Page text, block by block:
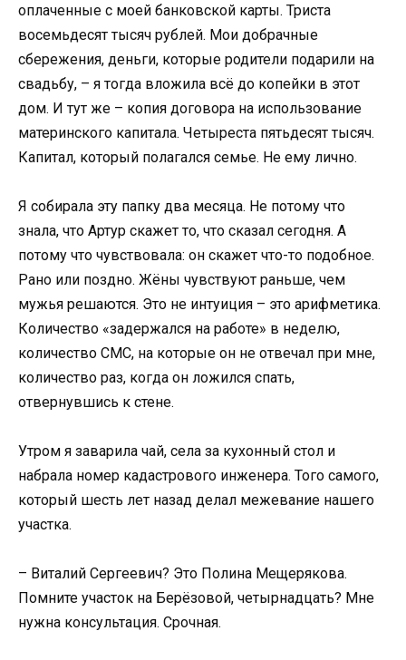
оплаченные с моей банковской карты. Триста
восемьдесят тысяч рублей. Мои добрачные
сбережения, деньги, которые родители подарили на
свадьбу, – я тогда вложила всё до копейки в этот
дом. И тут же – копия договора на использование
материнского капитала. Четыреста пятьдесят тысяч.
Капитал, который полагался семье. Не ему лично.
Я собирала эту папку два месяца. Не потому что
знала, что Артур скажет то, что сказал сегодня. А
потому что чувствовала: он скажет что-то подобное.
Рано или поздно. Жёны чувствуют раньше, чем
мужья решаются. Это не интуиция – это арифметика.
Количество «задержался на работе» в неделю,
количество СМС, на которые он не отвечал при мне,
количество раз, когда он ложился спать,
отвернувшись к стене.
Утром я заварила чай, села за кухонный стол и
набрала номер кадастрового инженера. Того самого,
который шесть лет назад делал межевание нашего
участка.
– Виталий Сергеевич? Это Полина Мещерякова.
Помните участок на Берёзовой, четырнадцать? Мне
нужна консультация. Срочная.